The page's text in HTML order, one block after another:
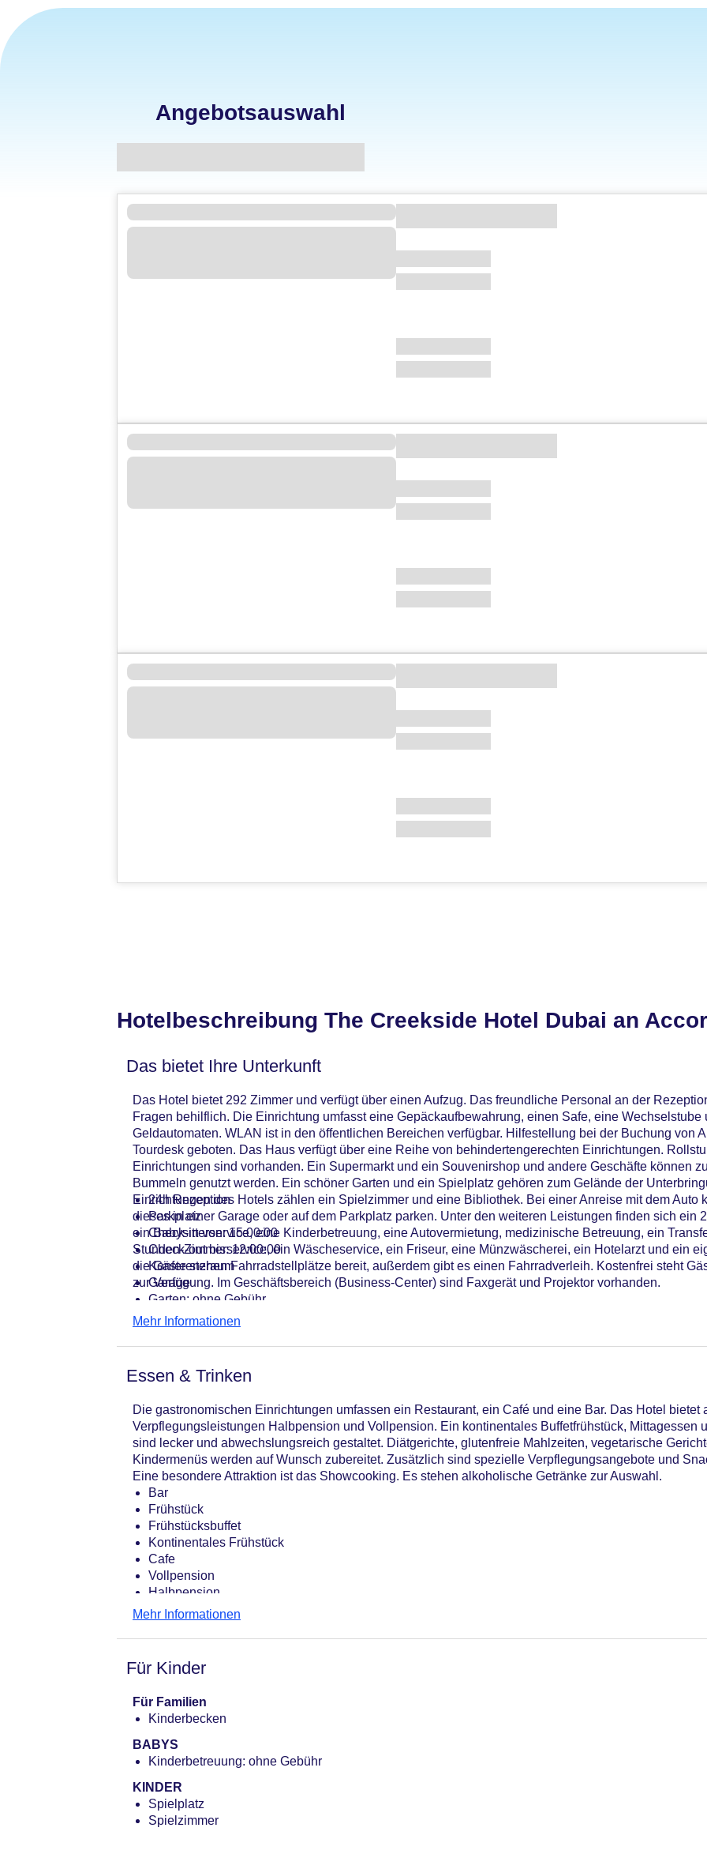
Angebotsauswahl
Hotelbeschreibung The Creekside Hotel Dubai an
Das bietet Ihre Unterkunft
Das Hotel bietet 292 Zimmer und verfügt über einen Aufzug. Das freundliche Personal an der
Fragen behilflich. Die Einrichtung umfasst eine Gepäckaufbewahrung, einen Safe, eine Wechselstube
Geldautomaten. WLAN ist in den öffentlichen Bereichen verfügbar. Hilfestellung bei der Buchung von
Tourdesk geboten. Das Haus verfügt über eine Reihe von behindertengerechten Einrichtungen.
Einrichtungen sind vorhanden. Ein Supermarkt und ein Souvenirshop und andere Geschäfte können
Bummeln genutzt werden. Ein schöner Garten und ein Spielplatz gehören zum Gelände der
Einrichtungen des Hotels zählen ein Spielzimmer und eine Bibliothek. Bei einer Anreise mit dem Auto
dieses in einer Garage oder auf dem Parkplatz parken. Unter den weiteren Leistungen finden sich ein
ein Babysitterservice, eine Kinderbetreuung, eine Autovermietung, medizinische Betreuung, ein
Stunden-Zimmerservice, ein Wäscheservice, ein Friseur, eine Münzwäscherei, ein Hotelarzt und ein
die Gäste stehen Fahrradstellplätze bereit, außerdem gibt es einen Fahrradverleih. Kostenfrei steht
zur Verfügung. Im Geschäftsbereich (Business-Center) sind Faxgerät und Projektor vorhanden.
24h Rezeption
Parkplatz
Check-in von: 15:00:00
Check-out bis: 12:00:00
Konferenzraum
Garage
Garten: ohne Gebühr
Hoteleröffnung: 2012
WLAN/WiFi im Hotel
Minimarkt
Anzahl der Aufzüge: 1
Haustiere
Zimmerservice
Sonnenterrasse
Gesamtanzahl der Stockwerke: 12
Gesamtanzahl der Zimmer: 292
Pools:Kinderbecken, Indoor Pool, Outdoor Pool, Sonnenschirme am Pool, Liegen am Pool
Zahlungsarten: American Express, Diners Club, Mastercard, Visa
Landeskategorie: 5 Sterne
Mehr Informationen
Essen & Trinken
Die gastronomischen Einrichtungen umfassen ein Restaurant, ein Café und eine Bar. Das Hotel bietet
Verpflegungsleistungen Halbpension und Vollpension. Ein kontinentales Buffetfrühstück, Mittagessen
sind lecker und abwechslungsreich gestaltet. Diätgerichte, glutenfreie Mahlzeiten, vegetarische
Kindermenüs werden auf Wunsch zubereitet. Zusätzlich sind spezielle Verpflegungsangebote und
Eine besondere Attraktion ist das Showcooking. Es stehen alkoholische Getränke zur Auswahl.
Bar
Frühstück
Frühstücksbuffet
Kontinentales Frühstück
Cafe
Vollpension
Halbpension
Restaurant
Mehr Informationen
Für Kinder
Für Familien
Kinderbecken
BABYS
Kinderbetreuung: ohne Gebühr
KINDER
Spielplatz
Spielzimmer